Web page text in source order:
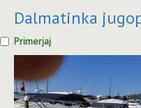
Dalmatinka
Primerjaj